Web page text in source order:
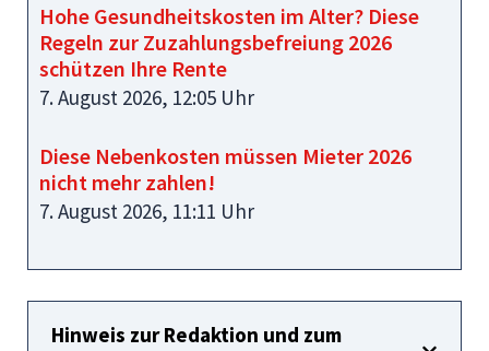
Hohe Gesundheitskosten im Alter? Diese
Regeln zur Zuzahlungsbefreiung 2026
schützen Ihre Rente
7. August 2026, 12:05 Uhr
Diese Nebenkosten müssen Mieter 2026
nicht mehr zahlen!
7. August 2026, 11:11 Uhr
Hinweis zur Redaktion und zum